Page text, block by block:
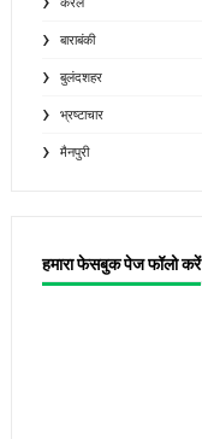
बाराबंकी
बुलंदशहर
भ्रष्टाचार
मैनपुरी
हमारा फेसबुक पेज फॉलो करें